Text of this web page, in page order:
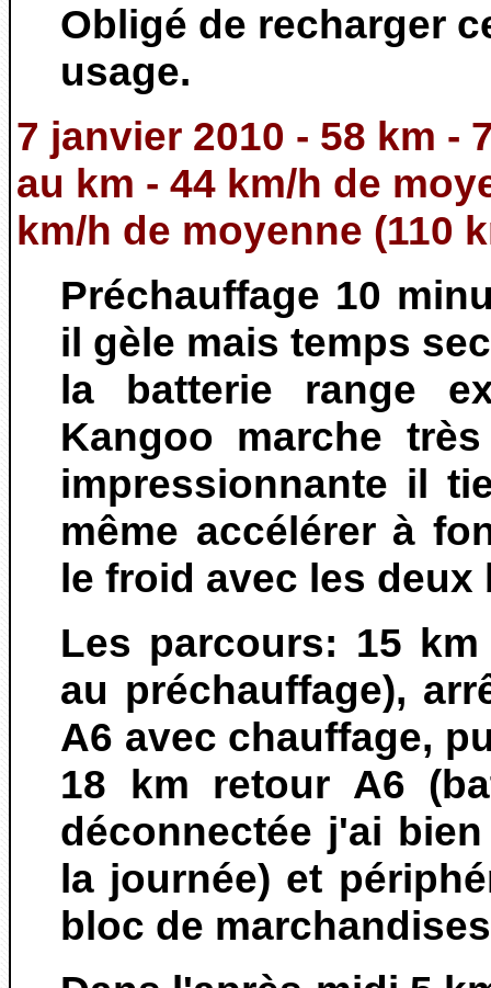
Obligé de recharger
usage.
7 janvier 2010 - 58 km -
au km - 44 km/h de
km/h de moyenne (110
Préchauffage 10
il gèle mais temps
la batterie range
Kangoo marche
impressionnante il
même accélérer à
le froid avec les
Les parcours: 15
au préchauffage),
A6 avec chauffage,
18 km retour A6
déconnectée j'ai
la journée) et
bloc de